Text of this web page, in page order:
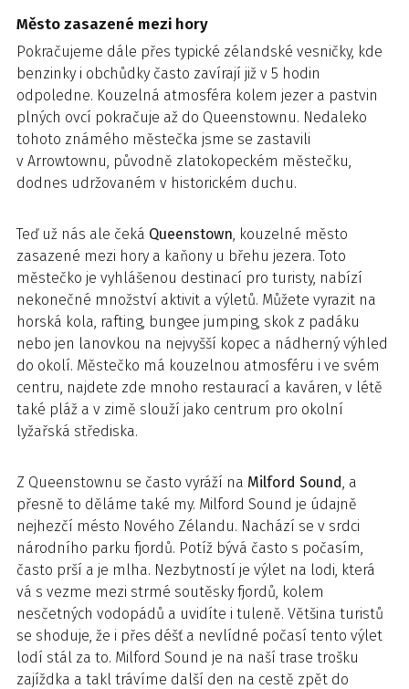
Město zasazené mezi hory
Pokračujeme dále přes typické zélandské vesničky, kde
benzinky i obchůdky často zavírají již v 5 hodin
odpoledne. Kouzelná atmosféra kolem jezer a pastvin
plných ovcí pokračuje až do Queenstownu. Nedaleko
tohoto známého městečka jsme se zastavili
v Arrowtownu, původně zlatokopeckém městečku,
dodnes udržovaném v historickém duchu.
Teď už nás ale čeká Queenstown, kouzelné město
zasazené mezi hory a kaňony u břehu jezera. Toto
městečko je vyhlášenou destinací pro turisty, nabízí
nekonečné množství aktivit a výletů. Můžete vyrazit na
horská kola, rafting, bungee jumping, skok z padáku
nebo jen lanovkou na nejvyšší kopec a nádherný výhled
do okolí. Městečko má kouzelnou atmosféru i ve svém
centru, najdete zde mnoho restaurací a kaváren, v létě
také pláž a v zimě slouží jako centrum pro okolní
lyžařská střediska.
Z Queenstownu se často vyráží na Milford Sound, a
přesně to děláme také my. Milford Sound je údajně
nejhezčí mésto Nového Zélandu. Nachází se v srdci
národního parku fjordů. Potíž bývá často s počasím,
často prší a je mlha. Nezbytností je výlet na lodi, která
vá s vezme mezi strmé soutěsky fjordů, kolem
nesčetných vodopádů a uvidíte i tuleně. Většina turistů
se shoduje, že i přes déšť a nevlídné počasí tento výlet
lodí stál za to. Milford Sound je na naší trase trošku
zajíždka a takl trávíme další den na cestě zpět do